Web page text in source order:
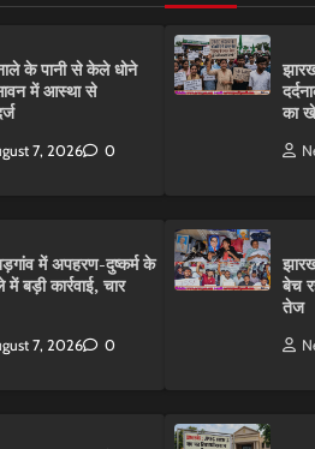
के पानी से केले धोने
में आस्था से
7, 2026 0
में अपहरण-दुष्कर्म के
बड़ी कार्रवाई, चार
7, 2026 0
का
बेच
तेज